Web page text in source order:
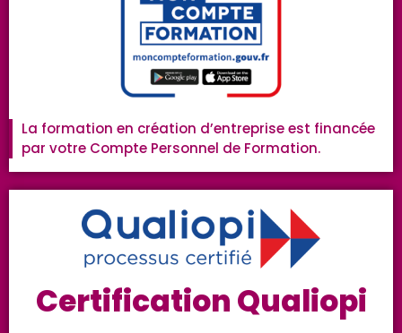
La formation en création d’entreprise est financée
par votre Compte Personnel de Formation.
Certification Qualiopi